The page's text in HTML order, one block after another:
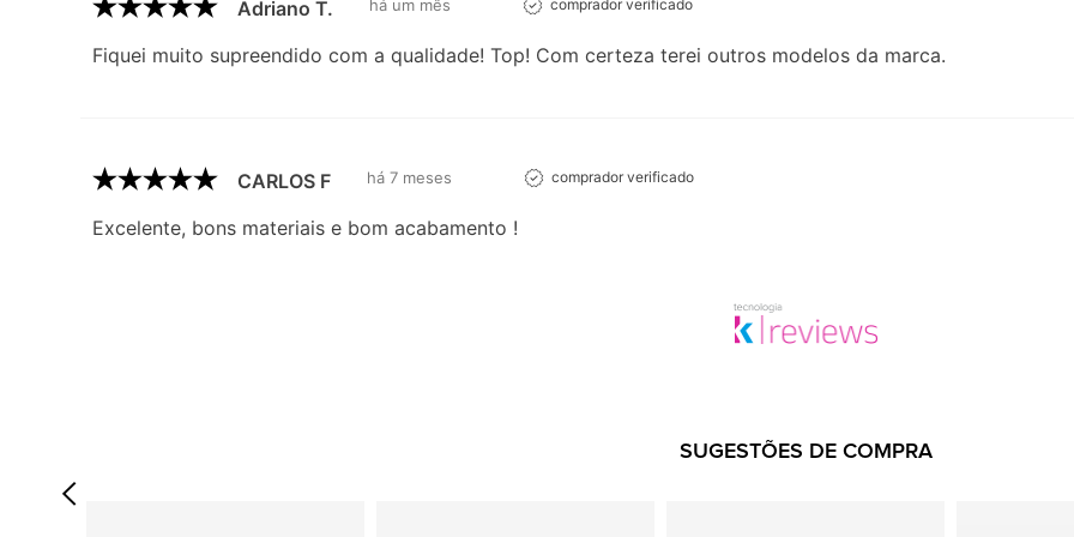
Adriano T. há um mês comprador verificado
Fiquei muito supreendido com a qualidade! Top! Com certeza terei outros modelos da marca.
CARLOS F há 7 meses comprador verificado
Excelente, bons materiais e bom acabamento !
SUGESTÕES DE COMPRA